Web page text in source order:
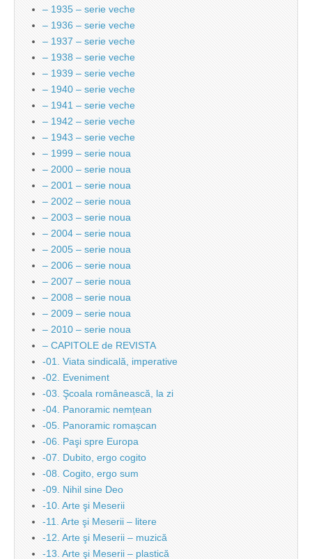
– 1935 – serie veche
– 1936 – serie veche
– 1937 – serie veche
– 1938 – serie veche
– 1939 – serie veche
– 1940 – serie veche
– 1941 – serie veche
– 1942 – serie veche
– 1943 – serie veche
– 1999 – serie noua
– 2000 – serie noua
– 2001 – serie noua
– 2002 – serie noua
– 2003 – serie noua
– 2004 – serie noua
– 2005 – serie noua
– 2006 – serie noua
– 2007 – serie noua
– 2008 – serie noua
– 2009 – serie noua
– 2010 – serie noua
– CAPITOLE de REVISTA
-01. Viata sindicală, imperative
-02. Eveniment
-03. Şcoala românească, la zi
-04. Panoramic nemțean
-05. Panoramic romașcan
-06. Paşi spre Europa
-07. Dubito, ergo cogito
-08. Cogito, ergo sum
-09. Nihil sine Deo
-10. Arte şi Meserii
-11. Arte şi Meserii – litere
-12. Arte şi Meserii – muzică
-13. Arte şi Meserii – plastică